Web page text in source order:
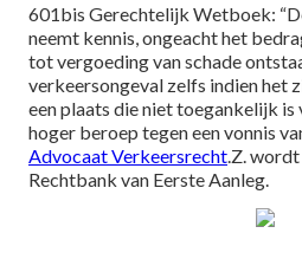
601bis Gerechtelijk Wetboek:
neemt kennis, ongeacht het
tot vergoeding van schade
verkeersongeval zelfs indien het
een plaats die niet toegankelijk is
hoger beroep tegen een vonnis
Advocaat Verkeersrecht.Z.
Rechtbank van Eerste Aanleg.